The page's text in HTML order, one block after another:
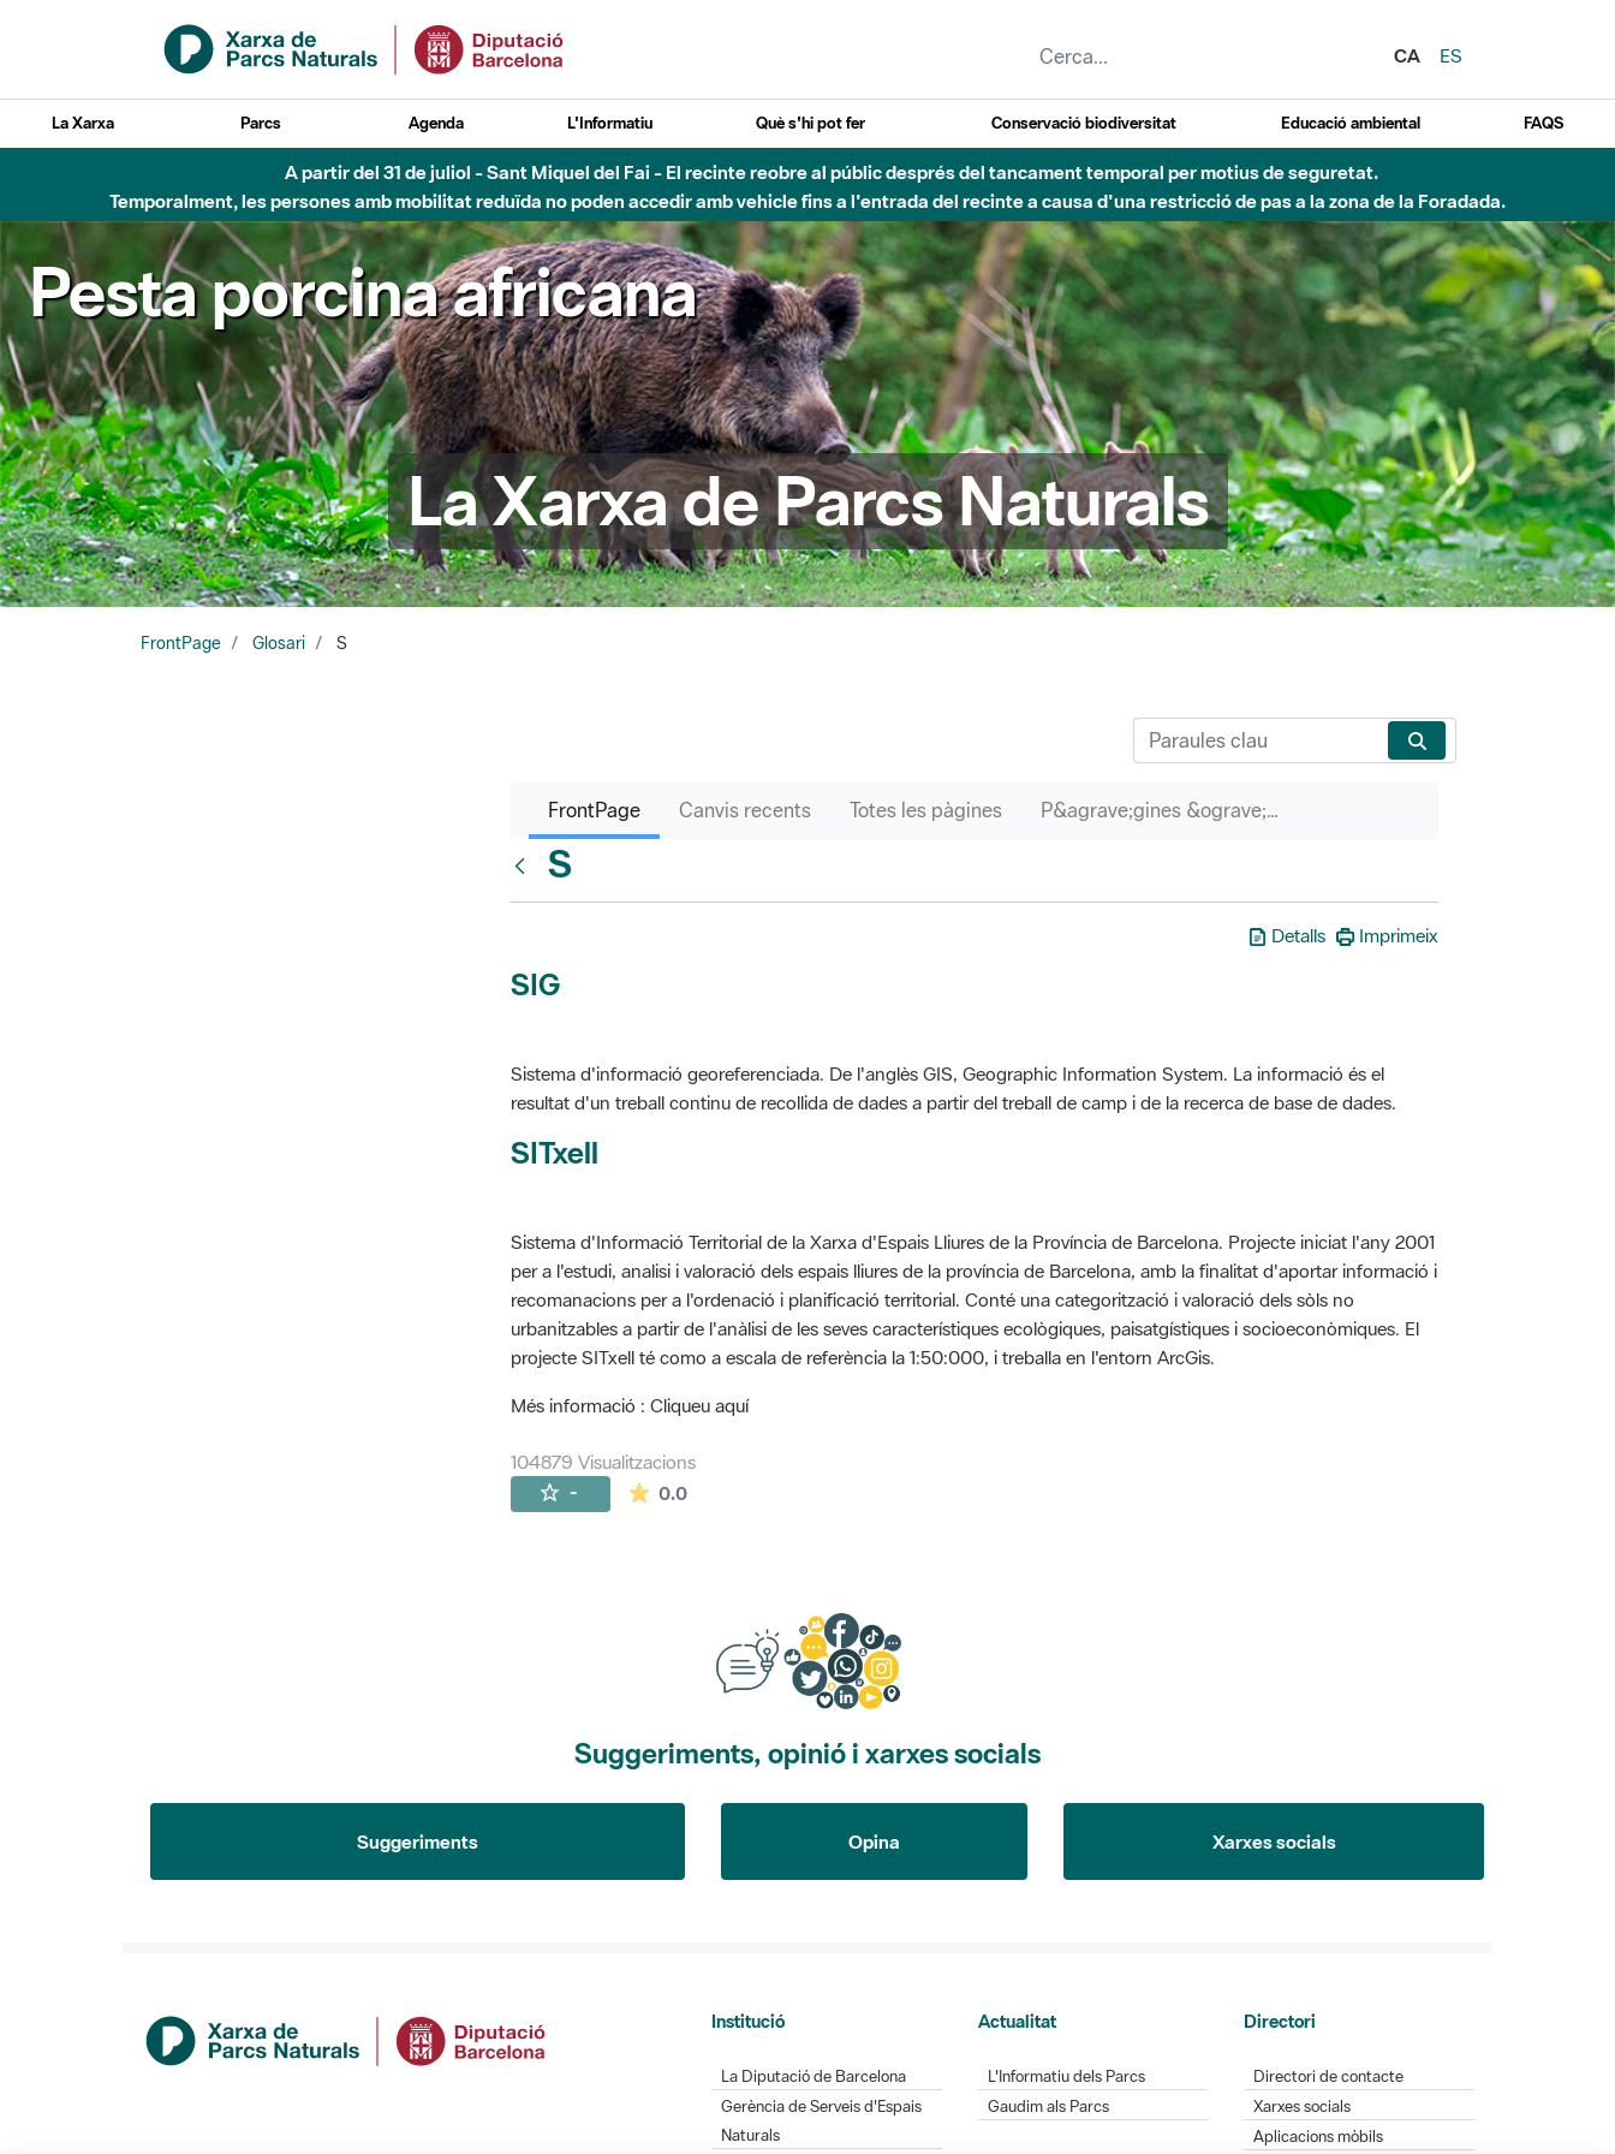
Salta al contingut principal
CA
ES
La Xarxa Parcs Agenda L'Informatiu Què s'hi pot fer Conservació biodiversitat Educació ambiental FAQS
A partir del 31 de juliol - Sant Miquel del Fai - El recinte reobre al públic després del tancament temporal per motius de seguretat.
Temporalment, les persones amb mobilitat reduïda no poden accedir amb vehicle fins a l'entrada del recinte a causa d'una restricció de pas a la zona de la Foradada.
Pesta porcina africana
La Xarxa de Parcs Naturals
FrontPage Glosari S
FrontPage Canvis recents Totes les pàgines P&agrave;gines &ograve;rfenes
S
Detalls Imprimeix
SIG
Sistema d'informació georeferenciada. De l'anglès GIS, Geographic Information System. La informació és el
resultat d'un treball continu de recollida de dades a partir del treball de camp i de la recerca de base de dades.
SITxell
Sistema d'Informació Territorial de la Xarxa d'Espais Lliures de la Província de Barcelona. Projecte iniciat l'any 2001
per a l'estudi, analisi i valoració dels espais lliures de la província de Barcelona, amb la finalitat d'aportar informació i
recomanacions per a l'ordenació i planificació territorial. Conté una categorització i valoració dels sòls no
urbanitzables a partir de l'anàlisi de les seves característiques ecològiques, paisatgístiques i socioeconòmiques. El
projecte SITxell té como a escala de referència la 1:50:000, i treballa en l'entorn ArcGis.
Més informació : Cliqueu aquí
104879 Visualitzacions
- 0.0La mitjana de les valoracions és de 0 estrelles de 5.
Suggeriments, opinió i xarxes socials
Suggeriments Opina Xarxes socials
Institució
La Diputació de Barcelona
Gerència de Serveis d'Espais
Naturals
Actualitat
L'Informatiu dels Parcs
Gaudim als Parcs
Directori
Directori de contacte
Xarxes socials
Aplicacions mòbils